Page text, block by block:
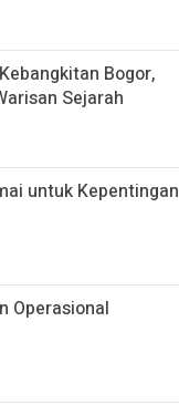
Bogor,
Sejarah
untuk Kepentingan
Operasional